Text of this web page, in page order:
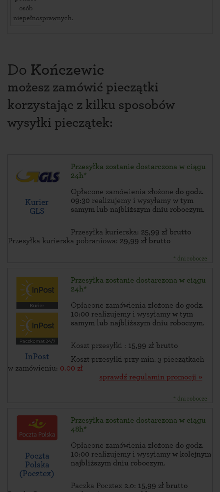
osób
niepełnosprawnych.
Do Kończewic
możesz zamówić pieczątki
korzystając z kilku sposobów
wysyłki pieczątek:
Kurier
GLS
Przesyłka zostanie dostarczona w ciągu
24h*
Opłacone zamówienia złożone do godz.
09:30 realizujemy i wysyłamy w tym
samym lub najbliższym dniu roboczym.
Przesyłka kurierska: 25,99 zł brutto
Przesyłka kurierska pobraniowa: 29,99 zł brutto
* dni robocze
InPost
Przesyłka zostanie dostarczona w ciągu
24h*
Opłacone zamówienia złożone do godz.
10:00 realizujemy i wysyłamy w tym
samym lub najbliższym dniu roboczym.
Koszt przesyłki : 15,99 zł brutto
Koszt przesyłki przy min. 3 pieczątkach
w zamówieniu: 0.00 zł
sprawdź regulamin promocji »
* dni robocze
Poczta
Polska
(Pocztex)
Przesyłka zostanie dostarczona w ciągu
48h*
Opłacone zamówienia złożone do godz.
10:00 realizujemy i wysyłamy w kolejnym
najbliższym dniu roboczym.
Paczka Pocztex 2.0: 15,99 zł brutto